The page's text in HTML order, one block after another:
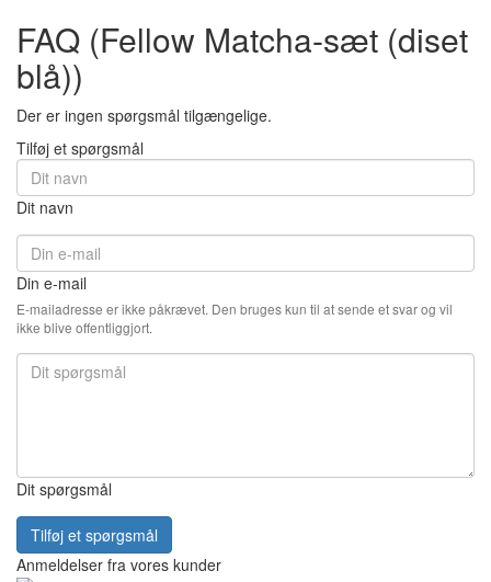
FAQ (Fellow Matcha-sæt (diset
blå))
Der er ingen spørgsmål tilgængelige.
Tilføj et spørgsmål
Dit navn
Din e-mail
E-mailadresse er ikke påkrævet. Den bruges kun til at sende et svar og vil
ikke blive offentliggjort.
Dit spørgsmål
Tilføj et spørgsmål
Anmeldelser fra vores kunder